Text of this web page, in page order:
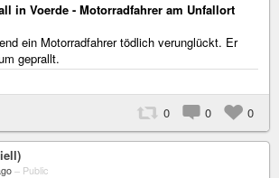
in Voerde - Motorradfahrer am Unfallort
ein Motorradfahrer tödlich verunglückt. Er
geprallt.
0 0 0
– Public